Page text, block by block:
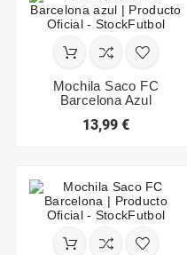
Mochila Saco FC
Barcelona Azul
13,99 €